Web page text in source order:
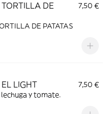
DE
7,50 €
DE PATATAS
LIGHT
7,50 €
y tomate.